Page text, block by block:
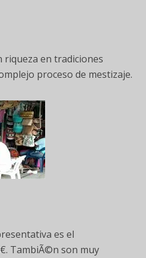
en tradiciones
proceso de mestizaje.
es el
TambiÃ©n son muy